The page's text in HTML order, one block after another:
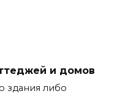
и домов
здания либо